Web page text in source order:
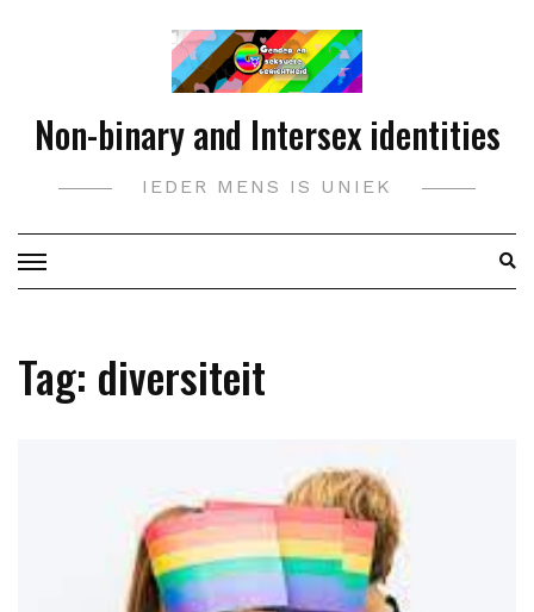
Non-binary and Intersex identities
IEDER MENS IS UNIEK
Tag: diversiteit